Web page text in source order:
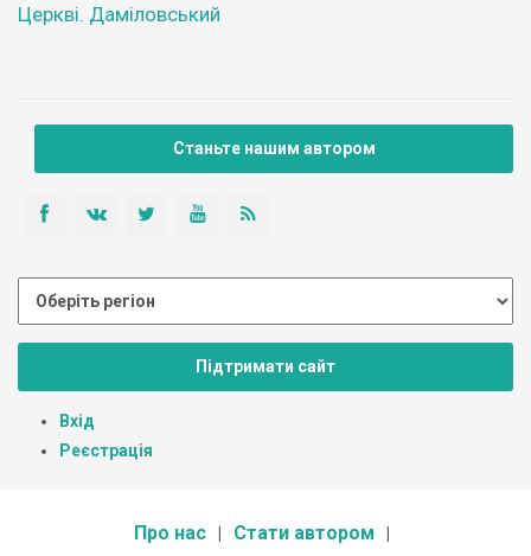
Церкві. Даміловський
Станьте нашим автором
Підтримати сайт
Вхід
Реєстрація
Про нас Стати автором